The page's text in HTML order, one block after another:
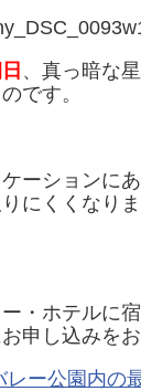
、真っ暗な
のです。
ーションに
にくくなり
・ホテルに
申し込みをお
ー公園内の